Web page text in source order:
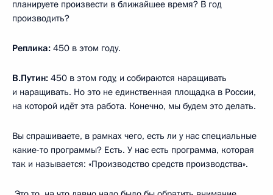
планируете произвести в ближайшее время? В год
производить?
Реплика: 450 в этом году.
В.Путин: 450 в этом году, и собираются наращивать
и наращивать. Но это не единственная площадка в России,
на которой идёт эта работа. Конечно, мы будем это делать.
Вы спрашиваете, в рамках чего, есть ли у нас специальные
какие-то программы? Есть. У нас есть программа, которая
так и называется: «Производство средств производства».